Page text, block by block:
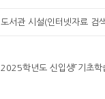
도서관 시설(인터넷자료 검
2025학년도 신입생「기초학